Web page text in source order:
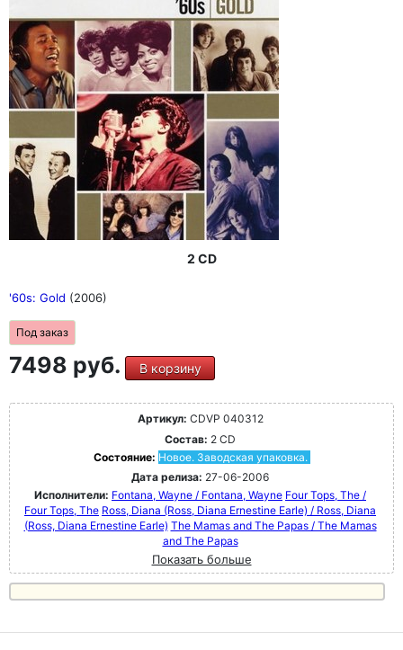
2 CD
'60s: Gold (2006)
Под заказ
7498 руб. В корзину
Артикул: CDVP 040312
Состав: 2 CD
Состояние: Новое. Заводская упаковка.
Дата релиза: 27-06-2006
Исполнители: Fontana, Wayne / Fontana, Wayne Four Tops, The /
Four Tops, The Ross, Diana (Ross, Diana Ernestine Earle) / Ross, Diana
(Ross, Diana Ernestine Earle) The Mamas and The Papas / The Mamas
and The Papas
Показать больше